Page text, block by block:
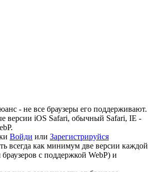
- не все браузеры его поддерживают.
версии iOS Safari, обычный Safari, IE -
Войди или Зарегистрируйся
всегда как минимум две версии каждой
с поддержкой WebP) и